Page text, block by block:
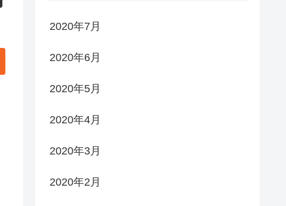
2020年7月
2020年6月
2020年5月
2020年4月
2020年3月
2020年2月